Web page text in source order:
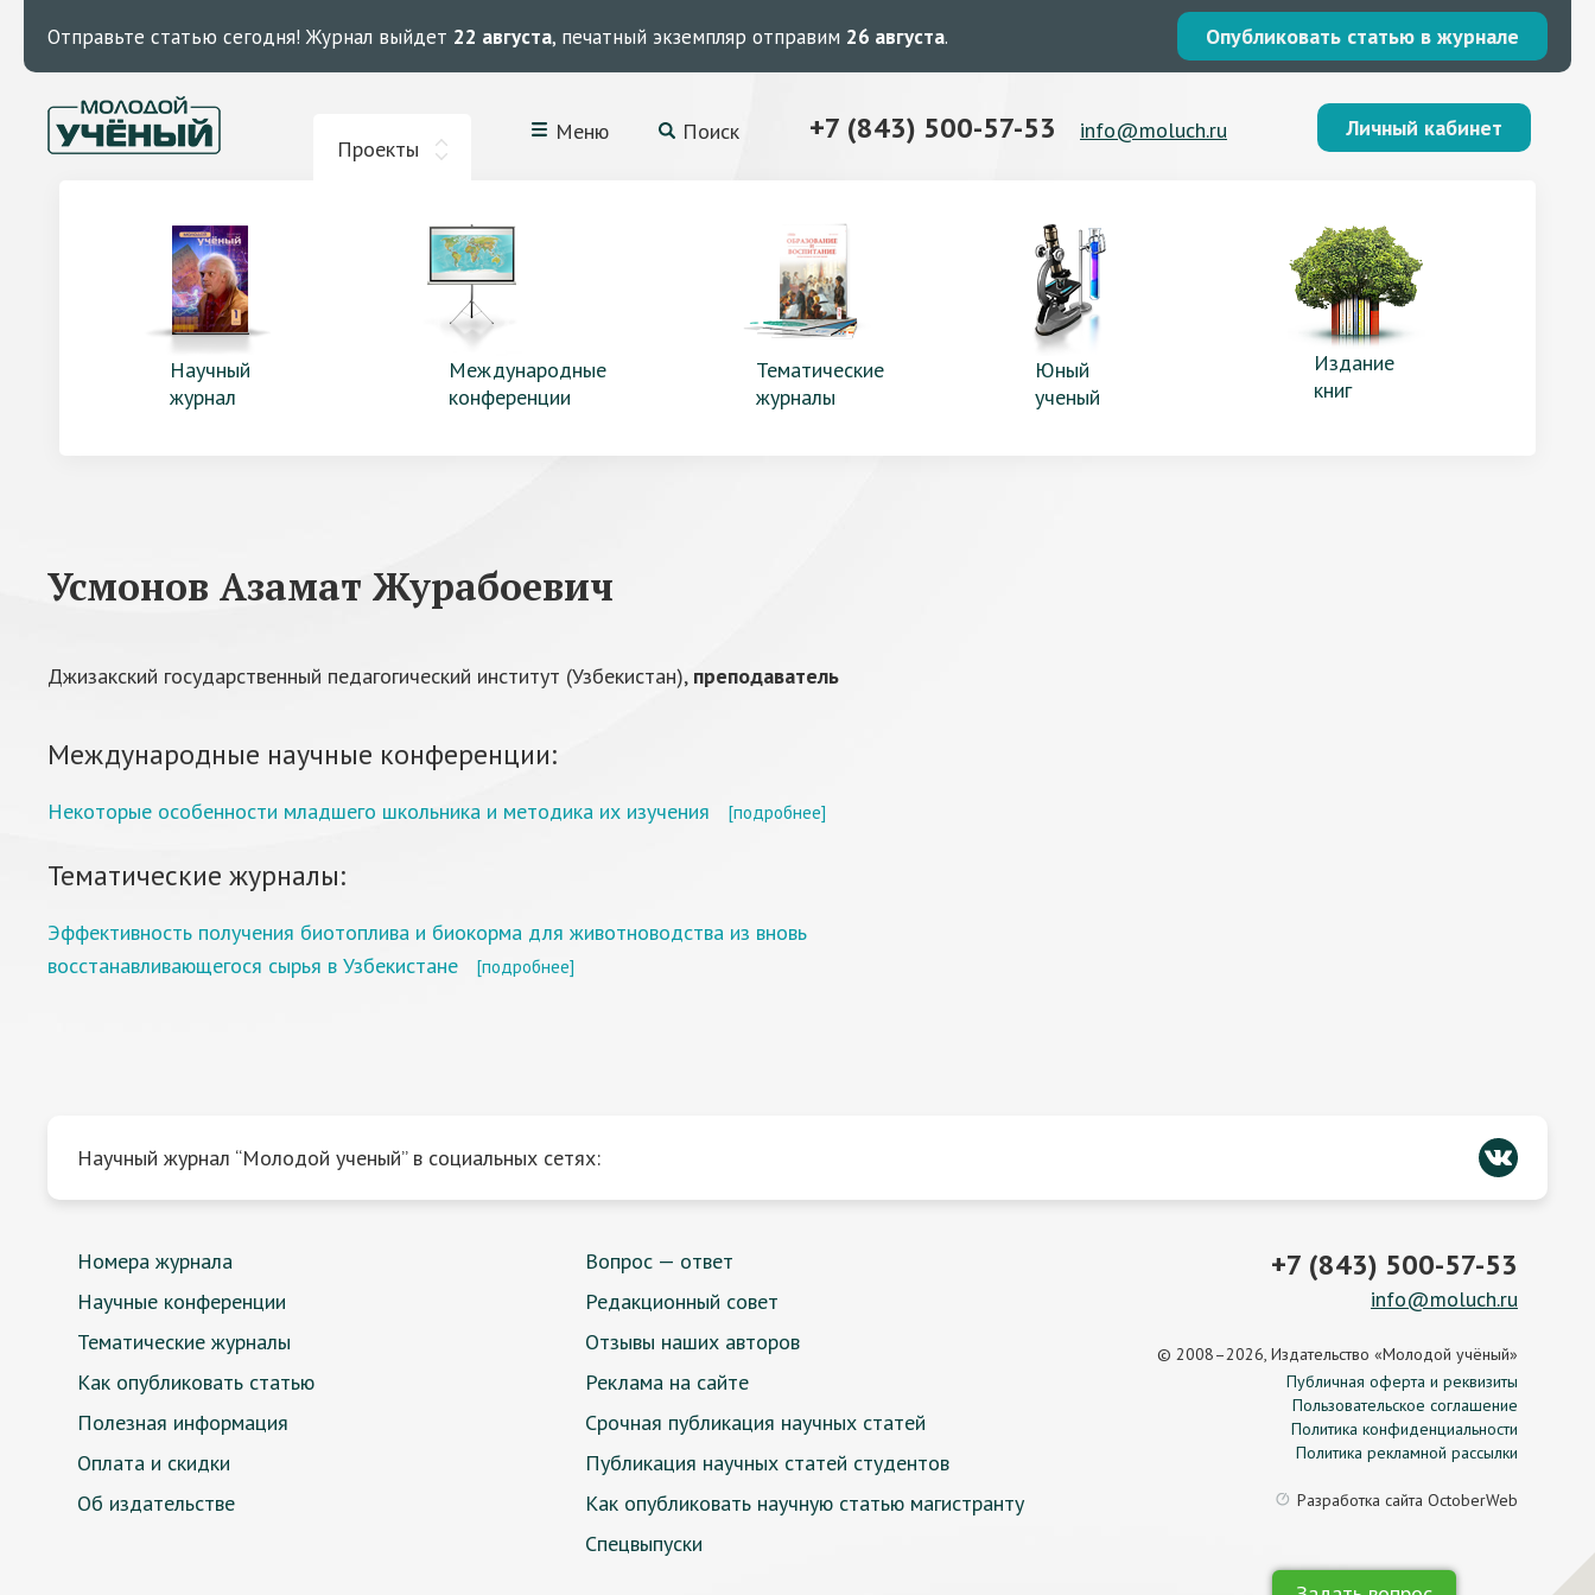
Отправьте статью сегодня! Журнал выйдет 22 августа, печатный экземпляр отправим 26 августа. Опубликовать статью в журнале
Проекты
Меню Поиск +7 (843) 500-57-53 info@moluch.ru Личный кабинет
Научный
журнал
Международные
конференции
Тематические
журналы
Юный
ученый
Издание
книг
Усмонов Азамат Журабоевич
Джизакский государственный педагогический институт (Узбекистан), преподаватель
Международные научные конференции:
Некоторые особенности младшего школьника и методика их изучения [подробнее]
Тематические журналы:
Эффективность получения биотоплива и биокорма для животноводства из вновь
восстанавливающегося сырья в Узбекистане
[подробнее]
Научный журнал “Молодой ученый” в социальных сетях:
Номера журнала
Научные конференции
Тематические журналы
Как опубликовать статью
Полезная информация
Оплата и скидки
Об издательстве
Вопрос — ответ
Редакционный совет
Отзывы наших авторов
Реклама на сайте
Срочная публикация научных статей
Публикация научных статей студентов
Как опубликовать научную статью магистранту
Спецвыпуски
+7 (843) 500-57-53
info@moluch.ru
© 2008–2026, Издательство «Молодой учёный»
Публичная оферта и реквизиты
Пользовательское соглашение
Политика конфиденциальности
Политика рекламной рассылки
Разработка сайта OctoberWeb